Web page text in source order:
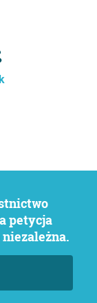
petycja
niezależna.